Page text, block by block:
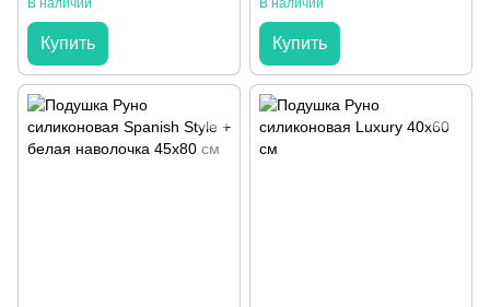
В наличии
Купить
В наличии
Купить